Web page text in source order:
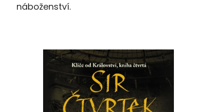
náboženství.